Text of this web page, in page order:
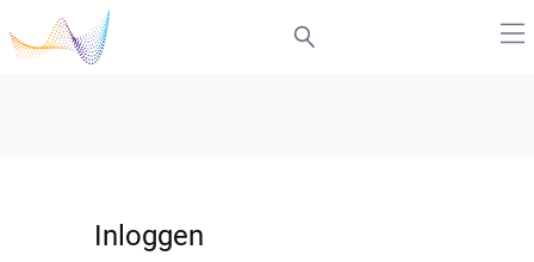
Inloggen